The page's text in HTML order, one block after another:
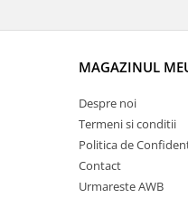
MAGAZINUL
Despre noi
Termeni si conditii
Politica de
Contact
Urmareste AWB